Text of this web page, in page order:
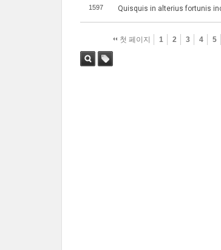
1597 Quisquis in alterius fortunis
첫 페이지 1 2 3 4 5